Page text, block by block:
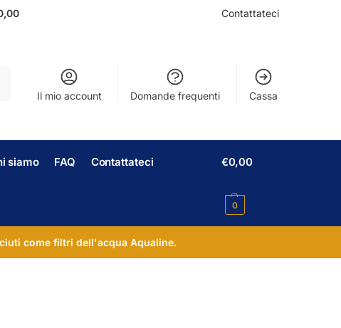
Contattateci
Il mio account Domande frequenti Cassa
siamo FAQ Contattateci €0,00
0
come filtri dell'acqua Aqualine.